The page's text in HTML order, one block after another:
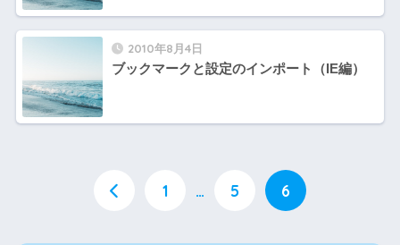
2010年8月4日
ブックマークと設定のインポート（IE編）
1 … 5 6